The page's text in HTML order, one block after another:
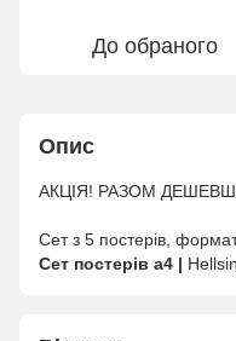
До обраного
Опис
АКЦІЯ! РАЗОМ
Сет з 5 постерів,
Сет постерів а4 |